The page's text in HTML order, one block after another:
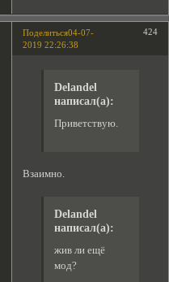
Поделиться 424
04-07-
2019 22:26:38
Delandel
написал(а):
Приветствую.
Взаимно.
Delandel
написал(а):
жив ли ещё
мод?